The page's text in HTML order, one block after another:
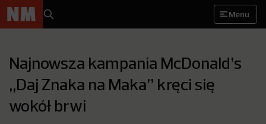
Menu
Najnowsza kampania McDonald’s
„Daj Znaka na Maka” kręci się
wokół brwi